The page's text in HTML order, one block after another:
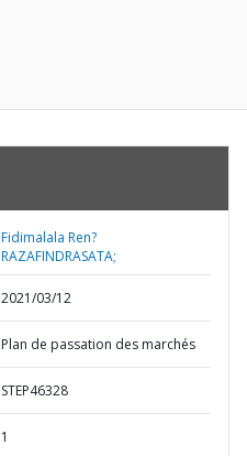
Fidimalala Ren?
RAZAFINDRASATA;
2021/03/12
Plan de passation des marchés
STEP46328
1